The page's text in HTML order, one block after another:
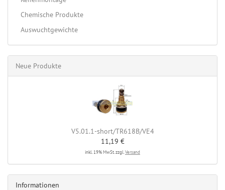
Chemische Produkte
Auswuchtgewichte
Neue Produkte
V5.01.1-short/TR618B/VE4
11,19 €
inkl. 19% MwSt. zzgl. Versand
Informationen